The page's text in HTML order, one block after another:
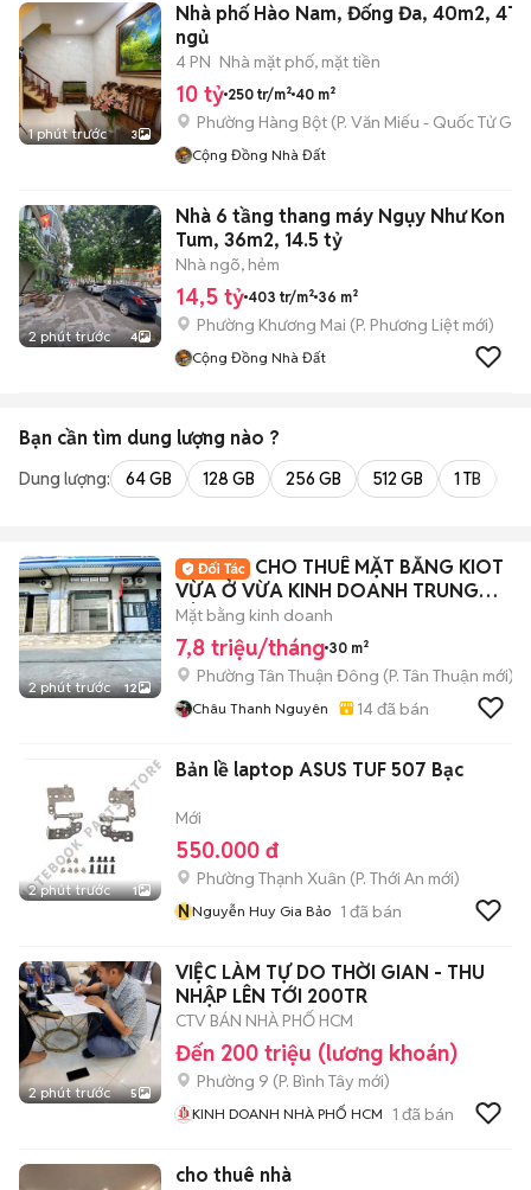
1 phút trước 3
Nhà phố Hào Nam, Đống Đa, 40m2, 4T,
ngủ
4 PN Nhà mặt phố, mặt tiền
10 tỷ 250 tr/m² 40 m²
Phường Hàng Bột (P. Văn Miếu - Quốc Tử
Cộng Đồng Nhà Đất
2 phút trước 4
Nhà 6 tầng thang máy Ngụy Như Kon
Tum, 36m2, 14.5 tỷ
Nhà ngõ, hẻm
14,5 tỷ 403 tr/m² 36 m²
Phường Khương Mai (P. Phương Liệt mới)
Cộng Đồng Nhà Đất
Bạn cần tìm dung lượng nào ?
Dung lượng: 64 GB 128 GB 256 GB 512 GB 1 TB
2 phút trước 12
CHO THUÊ MẶT BẰNG KIOT
VỪA Ở VỪA KINH DOANH TRUNG
TÂM QUẬN 7
Mặt bằng kinh doanh
7,8 triệu/tháng 30 m²
Phường Tân Thuận Đông (P. Tân Thuận mới)
Châu Thanh Nguyên 14đã bán
2 phút trước 1
Bản lề laptop ASUS TUF 507 Bạc
Mới
550.000 đ
Phường Thạnh Xuân (P. Thới An mới)
NNguyễn Huy Gia Bảo 1 đã bán
2 phút trước 5
VIỆC LÀM TỰ DO THỜI GIAN - THU
NHẬP LÊN TỚI 200TR
CTV BÁN NHÀ PHỐ HCM
Đến 200 triệu (lương khoán)
Phường 9 (P. Bình Tây mới)
KINH DOANH NHÀ PHỐ HCM 1 đã bán
cho thuê nhà